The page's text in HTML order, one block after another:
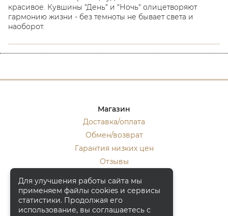
красивое. Кувшины "День" и "Ночь" олицетворяют
гармонию жизни - без темноты не бывает света и
наоборот.
Магазин
Доставка/оплата
Обмен/возврат
Гарантия низких цен
Отзывы
Контакты
Москва, ул. Кулакова 20, к.1.
Для улучшения работы сайта мы
применяем файлы cookies и сервисы
статистики. Продолжая его
использование, вы соглашаетесь с